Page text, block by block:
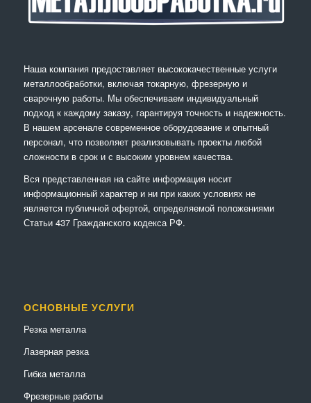
Наша компания предоставляет высококачественные услуги
металлообработки, включая токарную, фрезерную и
сварочную работы. Мы обеспечиваем индивидуальный
подход к каждому заказу, гарантируя точность и надежность.
В нашем арсенале современное оборудование и опытный
персонал, что позволяет реализовывать проекты любой
сложности в срок и с высоким уровнем качества.
Вся представленная на сайте информация носит
информационный характер и ни при каких условиях не
является публичной офертой, определяемой положениями
Статьи 437 Гражданского кодекса РФ.
ОСНОВНЫЕ УСЛУГИ
Резка металла
Лазерная резка
Гибка металла
Фрезерные работы